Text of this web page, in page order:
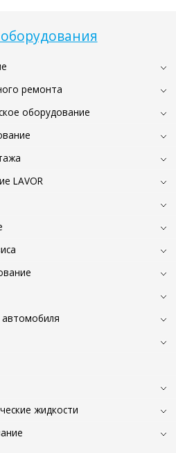
ремонта
оборудование
LAVOR
жидкости